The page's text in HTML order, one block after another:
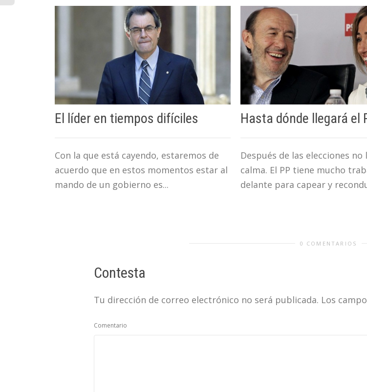
El líder en tiempos difíciles
Con la que está cayendo, estaremos de
acuerdo que en estos momentos estar al
mando de un gobierno es...
Hasta dónde llegará el
Después de las elecciones no
calma. El PP tiene mucho
delante para capear y
0 COMENTARIOS
Contesta
Tu dirección de correo electrónico no será publicada. Los
Comentario